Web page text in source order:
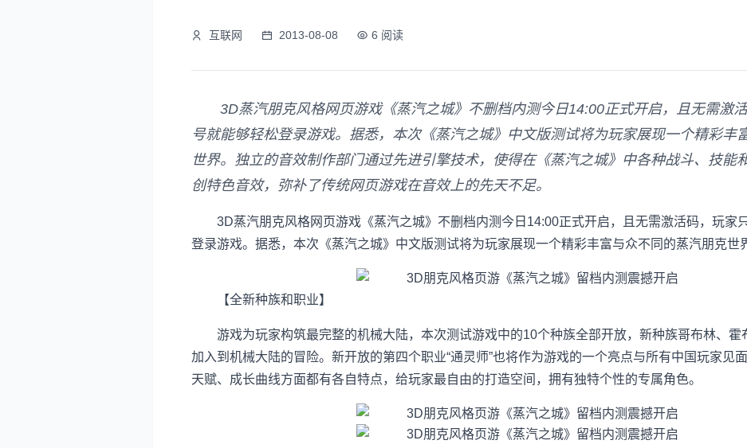
互联网 2013-08-08 6 阅读
3D蒸汽朋克风格网页游戏《蒸汽之城》不删档内测今日14:00正式开启，且无需激
号就能够轻松登录游戏。据悉，本次《蒸汽之城》中文版测试将为玩家展现一个精彩丰
世界。独立的音效制作部门通过先进引擎技术，使得在《蒸汽之城》中各种战斗、技能
创特色音效，弥补了传统网页游戏在音效上的先天不足。
3D蒸汽朋克风格网页游戏《蒸汽之城》不删档内测今日14:00正式开启，且无需激活码，玩家
登录游戏。据悉，本次《蒸汽之城》中文版测试将为玩家展现一个精彩丰富与众不同的蒸汽朋克世
【全新种族和职业】
游戏为玩家构筑最完整的机械大陆，本次测试游戏中的10个种族全部开放，新种族哥布林、霍
加入到机械大陆的冒险。新开放的第四个职业“通灵师”也将作为游戏的一个亮点与所有中国玩家见
天赋、成长曲线方面都有各自特点，给玩家最自由的打造空间，拥有独特个性的专属角色。